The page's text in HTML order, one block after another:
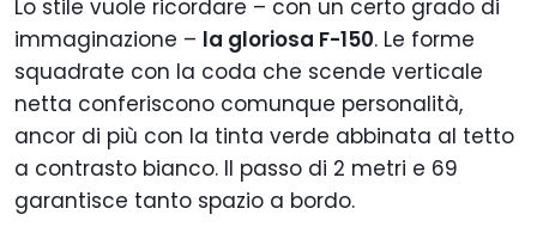
Lo stile vuole ricordare – con un certo grado di
immaginazione – la gloriosa F-150. Le forme
squadrate con la coda che scende verticale
netta conferiscono comunque personalità,
ancor di più con la tinta verde abbinata al tetto
a contrasto bianco. Il passo di 2 metri e 69
garantisce tanto spazio a bordo.